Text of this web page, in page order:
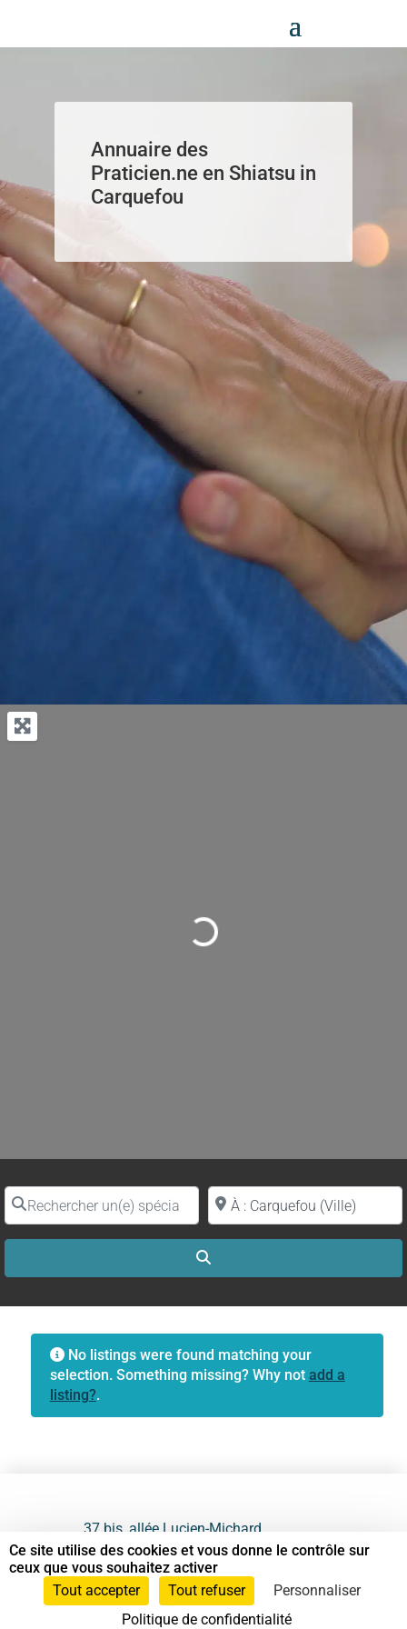
Annuaire des
Praticien.ne en Shiatsu in
Carquefou
Loading...
Rechercher un(e) spécialiste par nomProche de (ville ou région)
No listings were found matching your
selection. Something missing? Why not add a
listing?.
37 bis, allée Lucien-Michard
93190 Livry-Gargan
06 61 87 28 09
Ce site utilise des cookies et vous donne le contrôle sur
ceux que vous souhaitez activer
Tout accepter
Tout refuser
Personnaliser
Politique de confidentialité